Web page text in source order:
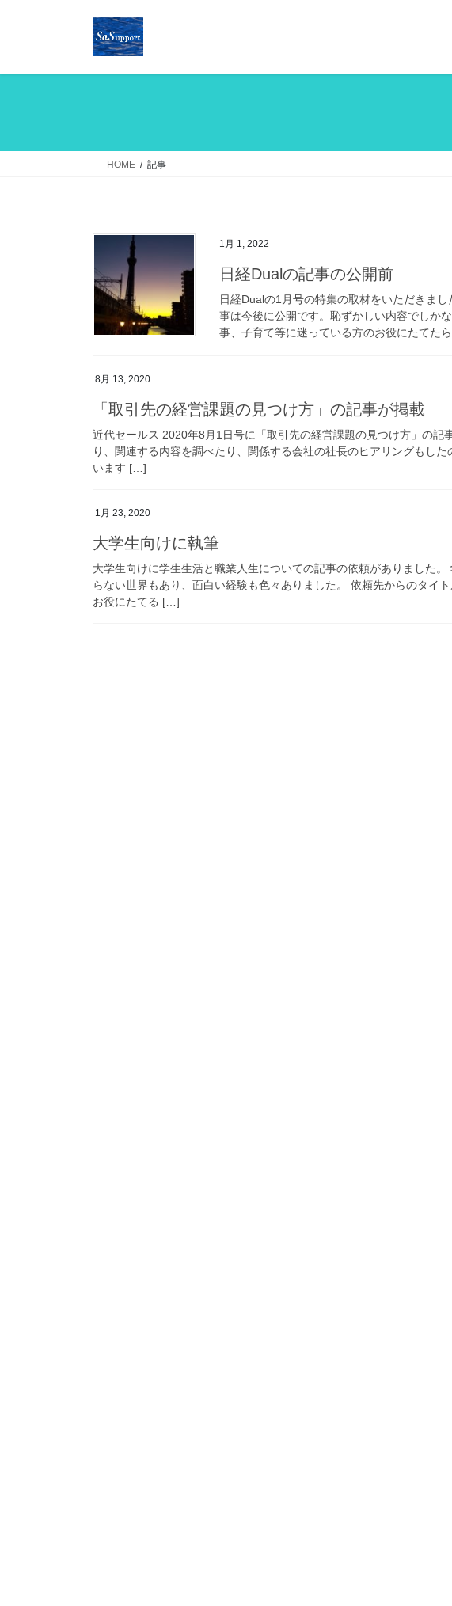
HOME 記事
1月 1, 2022
日経Dualの記事の公開前
日経Dualの1月号の特集の取材をいただきま
事は今後に公開です。恥ずかしい内容でしか
事、子育て等に迷っている方のお役にたてた
8月 13, 2020
「取引先の経営課題の見つけ方」の記事が掲載
近代セールス 2020年8月1日号に「取引先の経営課題の見つけ方」の記
り、関連する内容を調べたり、関係する会社の社長のヒアリングもし
います […]
1月 23, 2020
大学生向けに執筆
大学生向けに学生生活と職業人生についての記事の依頼がありました
らない世界もあり、面白い経験も色々ありました。 依頼先からのタイ
お役にたてる […]